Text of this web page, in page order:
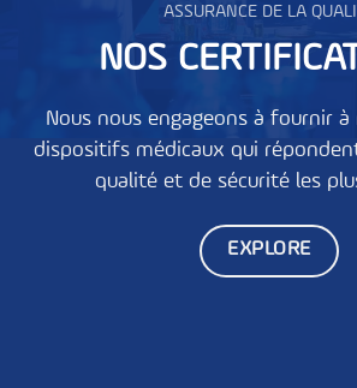
ASSURANCE DE LA
NOS
Nous nous engageons à fournir
dispositifs médicaux qui
qualité et de sécurité les
EXPLORE